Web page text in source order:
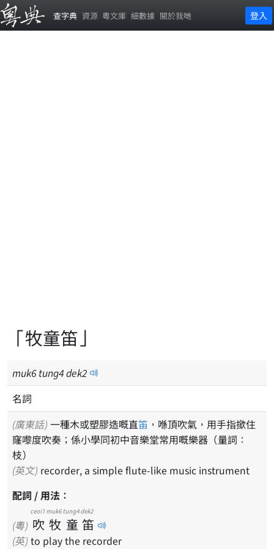
查字典 資源 粵文庫 細數據 關於我哋 登入
「牧童笛」
muk6tung4dek2
名詞
(廣東話) 一種木或塑膠造嘅直笛 ，喺頂吹氣，用手指撳住
窿嚟度吹奏；係小學同初中音樂堂常用嘅樂器（量詞：
枝）
(英文) recorder, a simple flute-like music instrument
配詞 / 用法：
(粵) 吹
ceoi1
牧
muk6
童
tung4
笛
dek2
(英) to play the recorder